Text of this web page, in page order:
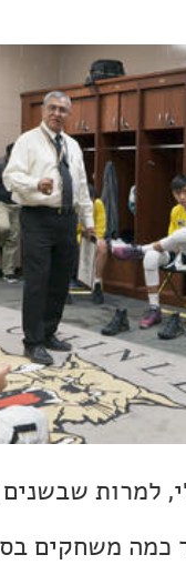
למרות שבשנים